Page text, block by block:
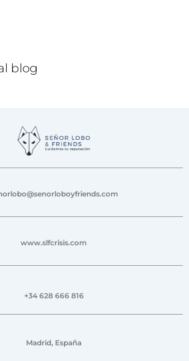
blog
www.slfcrisis.com
+34 628 666 816
Madrid, España